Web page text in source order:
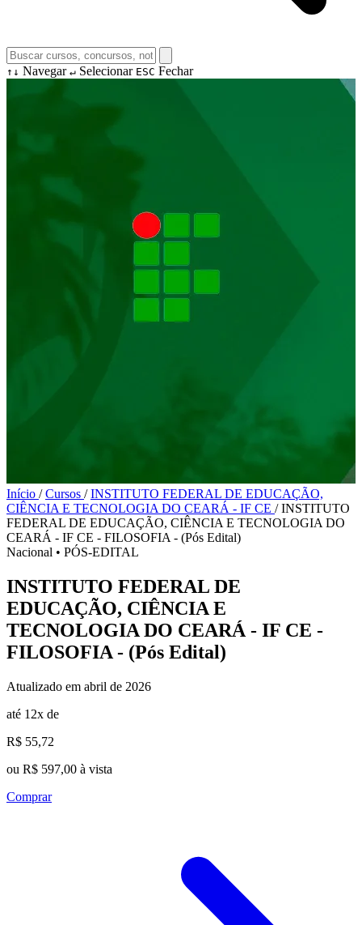
↑↓ Navegar ↵ Selecionar ESC Fechar
Início / Cursos / INSTITUTO FEDERAL DE EDUCAÇÃO,
CIÊNCIA E TECNOLOGIA DO CEARÁ - IF CE / INSTITUTO
FEDERAL DE EDUCAÇÃO, CIÊNCIA E TECNOLOGIA DO
CEARÁ - IF CE - FILOSOFIA - (Pós Edital)
Nacional • PÓS-EDITAL
INSTITUTO FEDERAL DE
EDUCAÇÃO, CIÊNCIA E
TECNOLOGIA DO CEARÁ - IF CE -
FILOSOFIA - (Pós Edital)
Atualizado em abril de 2026
até 12x de
R$ 55,72
ou R$ 597,00 à vista
Comprar